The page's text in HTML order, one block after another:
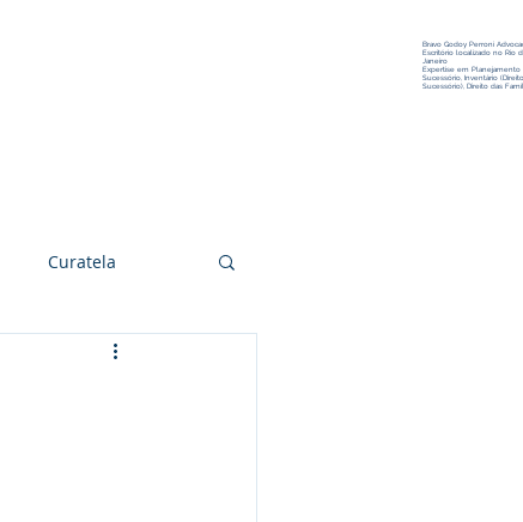
Bravo Godoy Perroni
Escritório localizado no Rio
Janeiro
Expertise em Planejamento
Sucessório, Inventário (Direito
Sucessório), Direito das
Curatela